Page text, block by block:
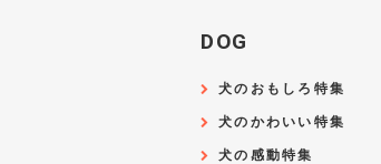
DOG
犬のおもしろ特集
犬のかわいい特集
犬の感動特集